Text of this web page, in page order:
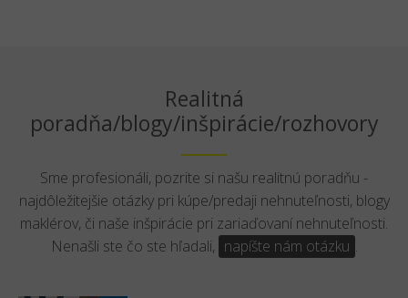
Realitná
poradňa/blogy/inšpirácie/rozhovory
Sme profesionáli, pozrite si našu realitnú poradňu -
najdôležitejšie otázky pri kúpe/predaji nehnuteľnosti, blogy
maklérov, či naše inšpirácie pri zariaďovaní nehnuteľnosti.
Nenašli ste čo ste hľadali, napíšte nám otázku .